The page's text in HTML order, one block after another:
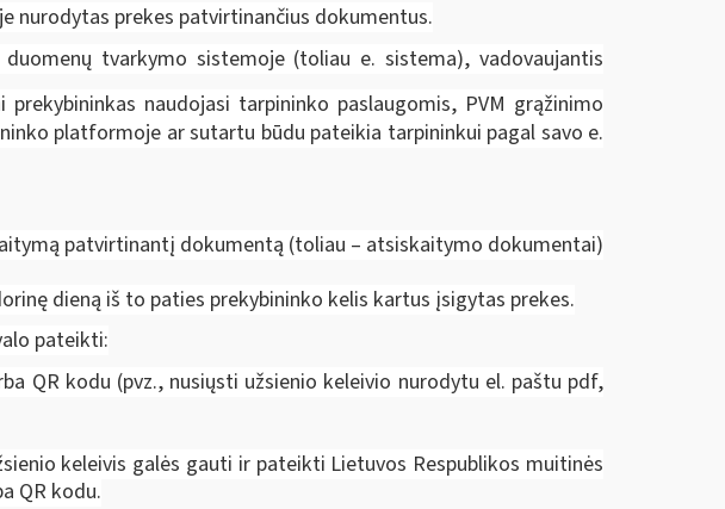
nurodytas prekes patvirtinančius dokumentus.
tvarkymo sistemoje (toliau e. sistema), vadovaujantis
naudojasi tarpininko paslaugomis, PVM grąžinimo
platformoje ar sutartu būdu pateikia tarpininkui pagal savo e.
patvirtinantį dokumentą (toliau – atsiskaitymo dokumentai)
dieną iš to paties prekybininko kelis kartus įsigytas prekes.
pateikti:
QR kodu (pvz., nusiųsti užsienio keleivio nurodytu el. paštu pdf,
keleivis galės gauti ir pateikti Lietuvos Respublikos muitinės
QR kodu.